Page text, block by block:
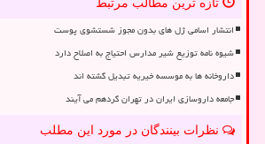
تازه ترین مطالب مرتبط
انتشار اسامی ژل های بدون مجوز شستشوی پوست
شیوه نامه توزیع شیر مدارس احتیاج به اصلاح دارد
داروخانه ها به موسسه خیریه تبدیل گشته اند
جامعه داروسازی ایران در تهران گردهم می آیند
نظرات بینندگان در مورد این مطلب